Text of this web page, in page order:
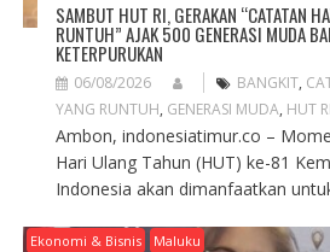
SAMBUT HUT RI, GERAKAN “CATATAN
RUNTUH” AJAK 500 GENERASI MUDA
KETERPURUKAN
06/08/2026 BANGKIT,
YANG RUNTUH, GENERASI MUDA, HUT RI
Ambon, indonesiatimur.co –
Hari Ulang Tahun (HUT) ke-81
Indonesia akan dimanfaatkan
Ekonomi & Bisnis Maluku